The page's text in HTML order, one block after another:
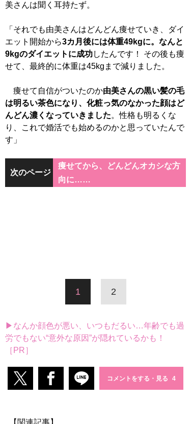
美さんは聞く耳持たず。
「それでも由美さんはどんどん痩せていき、ダイ
エット開始から3カ月後には体重49kgに。なんと
9kgのダイエットに成功したんです！ その後も痩
せて、最終的に体重は45kgまで減りました。
痩せて自信がついたのか由美さんの黒い髪の毛
は明るい茶色になり、化粧っ気のなかった顔はど
んどん濃くなっていきました。性格も明るくな
り、これで婚活でも始めるのかと思っていたんで
す」
次のページ
痩せてから、どんどんオカシな方
向に……
1 2
▶なんか顔色が悪い、いつもだるい…年齢でも過
労でもない“意外な原因”が隠れているかも！
［PR］
コメントをする・見る